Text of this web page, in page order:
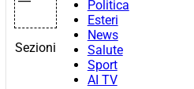
Sezioni
Politica
Esteri
News
Salute
Sport
AI TV